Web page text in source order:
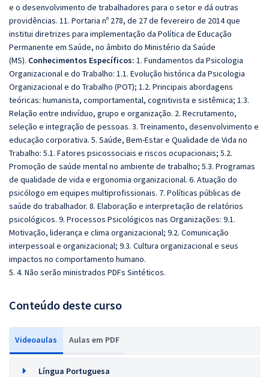
e o desenvolvimento de trabalhadores para o setor e dá outras
providências. 11. Portaria nº 278, de 27 de fevereiro de 2014 que
institui diretrizes para implementação da Política de Educação
Permanente em Saúde, no âmbito do Ministério da Saúde
(MS). Conhecimentos Específicos: 1. Fundamentos da Psicologia
Organizacional e do Trabalho: 1.1. Evolução histórica da Psicologia
Organizacional e do Trabalho (POT); 1.2. Principais abordagens
teóricas: humanista, comportamental, cognitivista e sistêmica; 1.3.
Relação entre indivíduo, grupo e organização. 2. Recrutamento,
seleção e integração de pessoas. 3. Treinamento, desenvolvimento e
educação corporativa. 5. Saúde, Bem-Estar e Qualidade de Vida no
Trabalho: 5.1. Fatores psicossociais e riscos ocupacionais; 5.2.
Promoção de saúde mental no ambiente de trabalho; 5.3. Programas
de qualidade de vida e ergonomia organizacional. 6. Atuação do
psicólogo em equipes multiprofissionais. 7. Políticas públicas de
saúde do trabalhador. 8. Elaboração e interpretação de relatórios
psicológicos. 9. Processos Psicológicos nas Organizações: 9.1.
Motivação, liderança e clima organizacional; 9.2. Comunicação
interpessoal e organizacional; 9.3. Cultura organizacional e seus
impactos no comportamento humano.
5. 4. Não serão ministrados PDFs Sintéticos.
Conteúdo deste curso
Videoaulas Aulas em PDF
Língua Portuguesa